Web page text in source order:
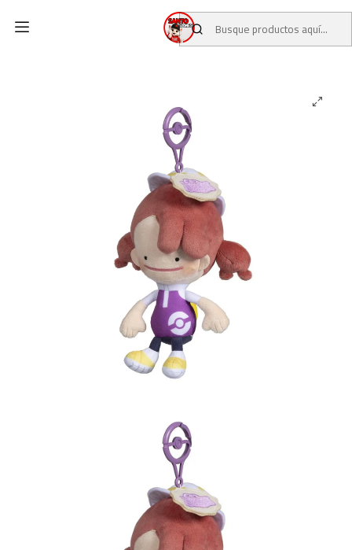
POKEMON CENTER
PELUCHES POKEMON CENTER
Peluche Llavero Ditto Pokopia Amarillo Pokémon Center